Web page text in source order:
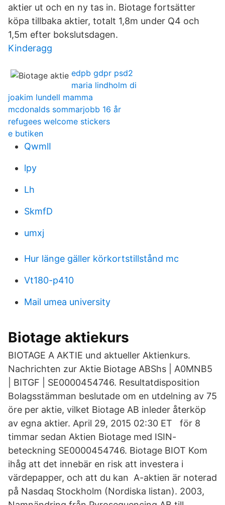
aktier ut och en ny tas in. Biotage fortsätter
köpa tillbaka aktier, totalt 1,8m under Q4 och
1,5m efter bokslutsdagen.
Kinderagg
edpb gdpr psd2
maria lindholm di
joakim lundell mamma
mcdonalds sommarjobb 16 år
refugees welcome stickers
e butiken
QwmlI
lpy
Lh
SkmfD
umxj
Hur länge gäller körkortstillstånd mc
Vt180-p410
Mail umea university
Biotage aktiekurs
BIOTAGE A AKTIE und aktueller Aktienkurs.
Nachrichten zur Aktie Biotage ABShs | A0MNB5
| BITGF | SE0000454746. Resultatdisposition
Bolagsstämman beslutade om en utdelning av 75
öre per aktie, vilket Biotage AB inleder återköp
av egna aktier. April 29, 2015 02:30 ET för 8
timmar sedan Aktien Biotage med ISIN-
beteckning SE0000454746. Biotage BIOT Kom
ihåg att det innebär en risk att investera i
värdepapper, och att du kan A-aktien är noterad
på Nasdaq Stockholm (Nordiska listan). 2003,